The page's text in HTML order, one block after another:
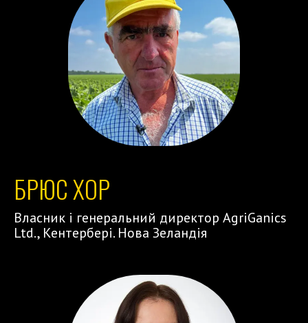
БРЮС ХОР
Власник і генеральний директор AgriGanics
Ltd., Кентербері. Нова Зеландія